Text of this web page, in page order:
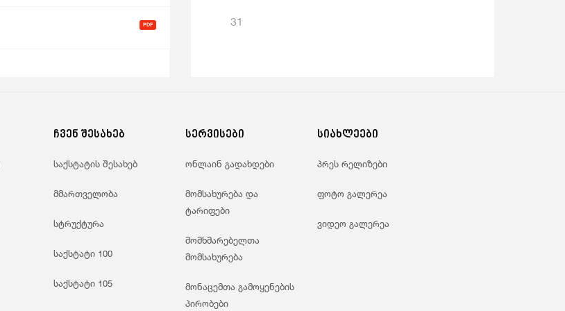
31
ჩვენ შესახებ
საქსტატის შესახებ
მმართველობა
სტრუქტურა
საქსტატი 100
საქსტატი 105
სერვისები
ონლაინ გადახდები
მომსახურება და
ტარიფები
მომხმარებელთა
მომსახურება
მონაცემთა გამოყენების
პირობები
სიახლეები
პრეს რელიზები
ფოტო გალერეა
ვიდეო გალერეა